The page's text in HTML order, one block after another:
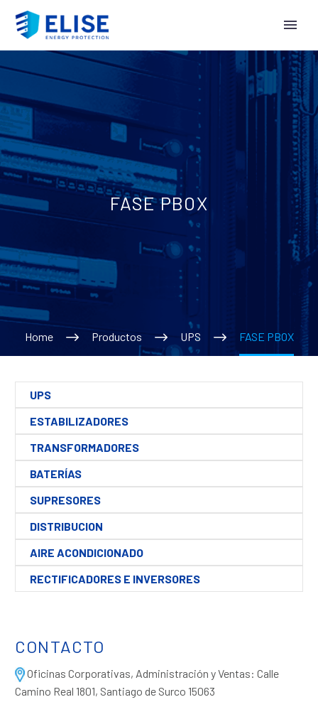
FASE PBOX
Home Productos UPS FASE PBOX
UPS
ESTABILIZADORES
TRANSFORMADORES
BATERÍAS
SUPRESORES
DISTRIBUCION
AIRE ACONDICIONADO
RECTIFICADORES E INVERSORES
CONTACTO
Oficinas Corporativas, Administración y Ventas: Calle
Camino Real 1801, Santiago de Surco 15063